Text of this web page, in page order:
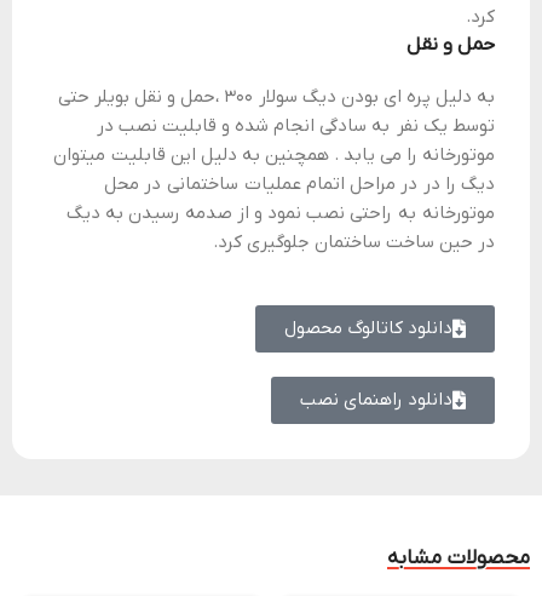
کرد.
حمل و نقل
به دلیل پره ای بودن دیگ سولار ۳۰۰ ،حمل و نقل بویلر حتی
توسط یک نفر به سادگی انجام شده و قابلیت نصب در
موتورخانه را می یابد . همچنین به دلیل این قابلیت میتوان
دیگ را در در مراحل اتمام عملیات ساختمانی در محل
موتورخانه به راحتی نصب نمود و از صدمه رسیدن به دیگ
در حین ساخت ساختمان جلوگیری کرد.
دانلود کاتالوگ محصول
دانلود راهنمای نصب
محصولات مشابه